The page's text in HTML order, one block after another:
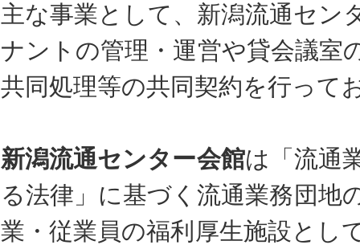
主な事業として、新潟流通セン
ナントの管理・運営や貸会議室
共同処理等の共同契約を行って
新潟流通センター会館は「流通
る法律」に基づく流通業務団地
業・従業員の福利厚生施設とし